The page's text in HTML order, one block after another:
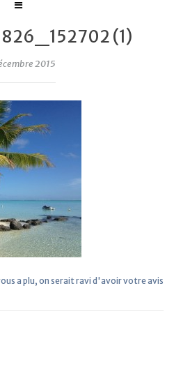
(1)
2015
a plu, on serait ravi d'avoir votre avis